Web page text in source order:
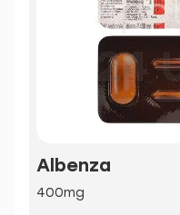
Albenza
400mg